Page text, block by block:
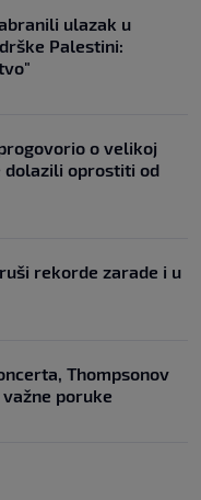
ulazak u
Palestini:
o velikoj
dolazili oprostiti od
rekorde zarade i u
Thompsonov
poruke